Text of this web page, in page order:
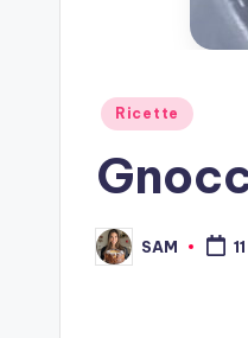
Posted
Ricette
Posted
by
SAM